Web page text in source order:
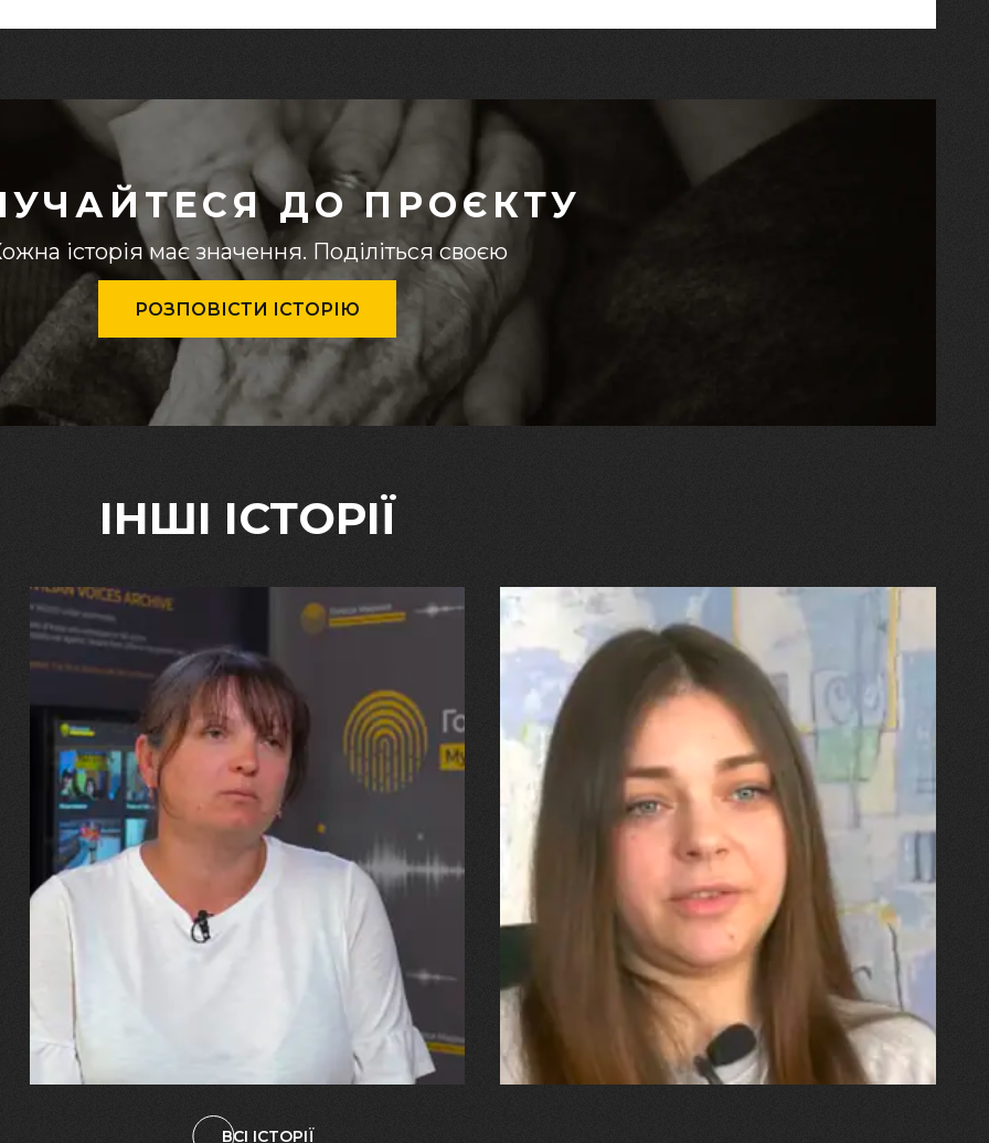
ДО ПРОЄКТУ
історія має значення. Поділіться своєю
РОЗПОВІСТИ ІСТОРІЮ
ІНШІ ІСТОРІЇ
29.07.2026
Марина, Ваїд та Аміна Харченко
"Попри всі втрати, ми не
зламалися: тепер я бачу
свого вбитого чоловіка у
наших дітях"
27.07.2026
"Я перенесла 11 операцій, та
плакала від фантомного
болю. Але маленька донька
бере за руку і змушує йти
далі"
ВСІ ІСТОРІЇ